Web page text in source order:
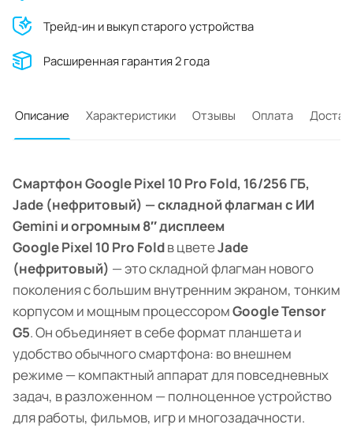
Трейд-ин и выкуп старого устройства
Расширенная гарантия 2 года
Описание Характеристики Отзывы Оплата
Смартфон Google Pixel 10 Pro Fold, 16/256 ГБ,
Jade (нефритовый) — складной флагман с ИИ
Gemini и огромным 8″ дисплеем
Google Pixel 10 Pro Foldв цветеJade
(нефритовый) — это складной флагман нового
поколения с большим внутренним экраном, тонким
корпусом и мощным процессоромGoogle Tensor
G5. Он объединяет в себе формат планшета и
удобство обычного смартфона: во внешнем
режиме — компактный аппарат для повседневных
задач, в разложенном — полноценное устройство
для работы, фильмов, игр и многозадачности.